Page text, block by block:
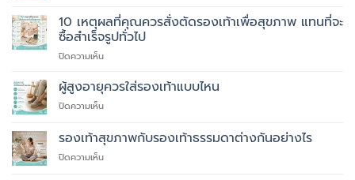
เพื่อ
สุขภาพ
ที่
แพทย์
10 เหตุผลที่คุณควรสั่งตัดรองเท้าเพื่อสุขภาพ แทนที่จะ
ซื้อสำเร็จรูปทั่วไป
ปิดความเห็นบน
เหตุผล
คุณ
สั่ง
ตัด
รองเท้า
ผู้สูงอายุควรใส่รองเท้าแบบไหน
ปิดความเห็นบน
สูง
อายุ
ควร
รองเท้าสุขภาพกับรองเท้าธรรมดาต่างกันอย่างไร
ปิดความเห็นบน